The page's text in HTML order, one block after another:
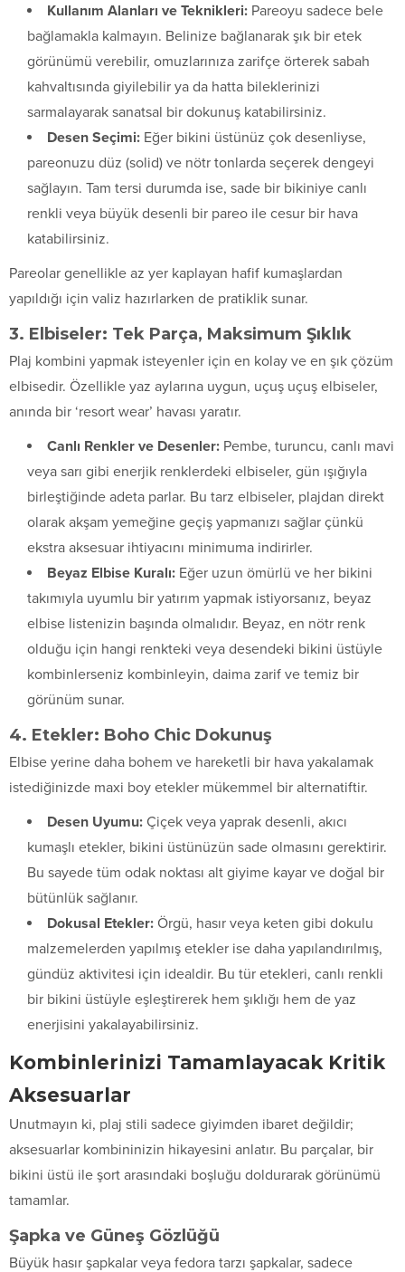
Kullanım Alanları ve Teknikleri: Pareoyu sadece bele
bağlamakla kalmayın. Belinize bağlanarak şık bir etek
görünümü verebilir, omuzlarınıza zarifçe örterek sabah
kahvaltısında giyilebilir ya da hatta bileklerinizi
sarmalayarak sanatsal bir dokunuş katabilirsiniz.
Desen Seçimi: Eğer bikini üstünüz çok desenliyse,
pareonuzu düz (solid) ve nötr tonlarda seçerek dengeyi
sağlayın. Tam tersi durumda ise, sade bir bikiniye canlı
renkli veya büyük desenli bir pareo ile cesur bir hava
katabilirsiniz.
Pareolar genellikle az yer kaplayan hafif kumaşlardan
yapıldığı için valiz hazırlarken de pratiklik sunar.
3. Elbiseler: Tek Parça, Maksimum Şıklık
Plaj kombini yapmak isteyenler için en kolay ve en şık çözüm
elbisedir. Özellikle yaz aylarına uygun, uçuş uçuş elbiseler,
anında bir ‘resort wear’ havası yaratır.
Canlı Renkler ve Desenler: Pembe, turuncu, canlı mavi
veya sarı gibi enerjik renklerdeki elbiseler, gün ışığıyla
birleştiğinde adeta parlar. Bu tarz elbiseler, plajdan direkt
olarak akşam yemeğine geçiş yapmanızı sağlar çünkü
ekstra aksesuar ihtiyacını minimuma indirirler.
Beyaz Elbise Kuralı: Eğer uzun ömürlü ve her bikini
takımıyla uyumlu bir yatırım yapmak istiyorsanız, beyaz
elbise listenizin başında olmalıdır. Beyaz, en nötr renk
olduğu için hangi renkteki veya desendeki bikini üstüyle
kombinlerseniz kombinleyin, daima zarif ve temiz bir
görünüm sunar.
4. Etekler: Boho Chic Dokunuş
Elbise yerine daha bohem ve hareketli bir hava yakalamak
istediğinizde maxi boy etekler mükemmel bir alternatiftir.
Desen Uyumu: Çiçek veya yaprak desenli, akıcı
kumaşlı etekler, bikini üstünüzün sade olmasını gerektirir.
Bu sayede tüm odak noktası alt giyime kayar ve doğal bir
bütünlük sağlanır.
Dokusal Etekler: Örgü, hasır veya keten gibi dokulu
malzemelerden yapılmış etekler ise daha yapılandırılmış,
gündüz aktivitesi için idealdir. Bu tür etekleri, canlı renkli
bir bikini üstüyle eşleştirerek hem şıklığı hem de yaz
enerjisini yakalayabilirsiniz.
Kombinlerinizi Tamamlayacak Kritik
Aksesuarlar
Unutmayın ki, plaj stili sadece giyimden ibaret değildir;
aksesuarlar kombininizin hikayesini anlatır. Bu parçalar, bir
bikini üstü ile şort arasındaki boşluğu doldurarak görünümü
tamamlar.
Şapka ve Güneş Gözlüğü
Büyük hasır şapkalar veya fedora tarzı şapkalar, sadece